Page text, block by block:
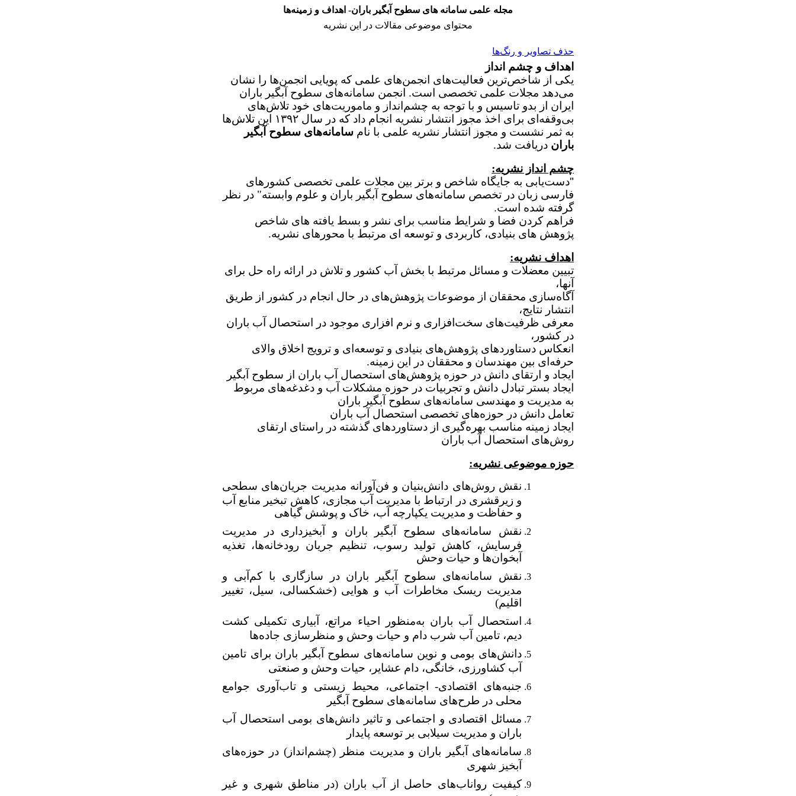
مجله علمی سامانه های سطوح آبگیر باران- اهداف و زمینه‌ها
محتوای موضوعی مقالات در این نشریه
حذف تصاویر و رنگ‌ها
اهداف و چشم انداز
یکی از شاخص‌ترین فعالیت‌های انجمن‌های علمی که پویایی انجمن‌ها را نشان
می‌دهد مجلات علمی تخصصی است. انجمن سامانه‌های سطوح آبگیر باران
ایران از بدو تاسیس و با توجه به چشم‌انداز و ماموریت‌های خود تلاش‌های
بی‌وقفه‌ای برای اخذ مجوز انتشار نشریه انجام داد که در سال ۱۳۹۲ این تلاش‌ها
به ثمر نشست و مجوز انتشار نشریه علمی با نام سامانه‌های سطوح آبگیر
باران دریافت شد.
چشم انداز نشریه:
"دست‌یابی به جایگاه شاخص و برتر بین مجلات علمی تخصصی کشورهای
فارسی زبان در تخصص سامانه‌های سطوح آبگیر باران و علوم وابسته" در نظر
گرفته شده است.
فراهم کردن فضا و شرایط مناسب برای نشر و بسط یافته های شاخص
پژوهش های بنیادی، کاربردی و توسعه ای مرتبط با محورهای نشریه.
اهداف نشریه:
تبیین معضلات و مسائل مرتبط با بخش آب کشور و تلاش در ارائه راه حل برای
آنها،
آگاه‌سازی محققان از موضوعات پژوهش‌های در حال انجام در کشور از طریق
انتشار نتایج،
معرفی ظرفیت‌های سخت‌افزاری و نرم افزاری موجود در استحصال آب باران
در کشور،
انعکاس دستاوردهای پژوهش‌های بنیادی و توسعه‌ای و ترویج اخلاق والای
حرفه‌ای بین مهندسان و محققان در این زمینه.
ایجاد و ارتقای دانش در حوزه پژوهش‌­های استحصال آب باران از سطوح آبگیر
ایجاد بستر تبادل دانش و تجربیات در حوزه مشکلات آب و دغدغه‌های مربوط
به مدیریت و مهندسی سامانه‌های سطوح آبگیر باران
تعامل دانش در حوزه‌های تخصصی استحصال آب باران
ایجاد زمینه مناسب بهره‌گیری از دستاوردهای گذشته در راستای ارتقای
روش‌های استحصال آب باران
حوزه موضوعی نشریه:
نقش روش‌های دانش‌بنیان و فن‌آورانه مدیریت جریان‌های سطحی
و زیرقشری در ارتباط با مدیریت آب مجازی، کاهش تبخیر منابع آب
و حفاظت و مدیریت یکپارچه آب، خاک و پوشش گیاهی
نقش سامانه‌های سطوح آبگیر باران و آبخیزداری در مدیریت
فرسایش، کاهش تولید رسوب، تنظیم جریان رودخانه‌ها، تغذیه
آبخوان‌ها و حیات وحش
نقش سامانه‌های سطوح آبگیر باران در سازگاری با کم‌آبی و
مدیریت ریسک مخاطرات آب و هوایی (خشکسالی، سیل، تغییر
اقلیم)
استحصال آب باران به‌منظور احیاء مراتع، آبیاری تکمیلی کشت
دیم، تامین آب شرب دام و حیات وحش و منظرسازی جاده‌ها
دانش‌های بومی و نوین سامانه‌های سطوح آبگیر باران برای تامین
آب کشاورزی، خانگی، دام عشایر، حیات وحش و صنعتی
جنبه‌های اقتصادی- اجتماعی، محیط زیستی و تاب‌آوری جوامع
محلی در طرح‌های سامانه‌های سطوح آبگیر
مسائل اقتصادی و اجتماعی و تاثیر دانش‌های بومی استحصال آب
باران و مدیریت سیلابی بر توسعه پایدار
سامانه‌های آبگیر باران و مدیریت منظر (چشم‌انداز) در حوزه‌های
آبخیز شهری
کیفیت رواناب‌های حاصل از آب باران (در مناطق شهری و غیر